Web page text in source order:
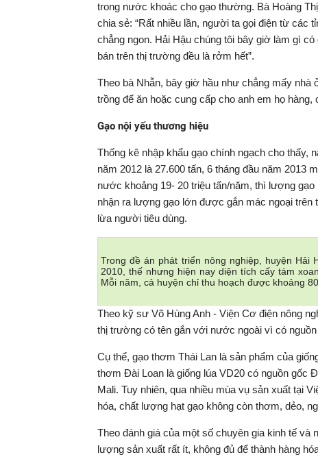
trong nước khoác cho gạo thường. Bà Hoàng
chia sẻ: “Rất nhiều lần, người ta gọi điện từ các
chẳng ngon. Hải Hậu chúng tôi bây giờ làm gì
bán trên thị trường đều là rởm hết”.
Theo bà Nhẫn, bây giờ hầu như chẳng mấy
trồng để ăn hoặc cung cấp cho anh em họ
Gạo nội yếu thương hiệu
Thống kê nhập khẩu gạo chính ngạch cho thấy,
năm 2012 là 27.600 tấn, 6 tháng đầu năm 2013
nước khoảng 19- 20 triệu tấn/năm, thì lượng
nhận ra lượng gạo lớn được gắn mác ngoại trên
lừa người tiêu dùng.
Trong đề án phát triển nông nghiệp, huyện Hải
2010, thế nhưng hiện nay diện tích cấy tám
Mỗi năm, cả huyện chỉ thu hoạch được khoảng
Theo kỹ sư Võ Hùng Anh - Viện Cơ điện nông
thị trường có tên gắn với nước ngoài vì có
Cụ thể, gạo thơm Thái Lan là sản phẩm của
thơm Đài Loan là giống lúa VD20 có nguồn gốc
Mali. Tuy nhiên, qua nhiều mùa vụ sản xuất tại
hóa, chất lượng hạt gạo không còn thơm, dẻo,
Theo đánh giá của một số chuyên gia kinh tế và
lượng sản xuất rất ít, không đủ để thành hàng